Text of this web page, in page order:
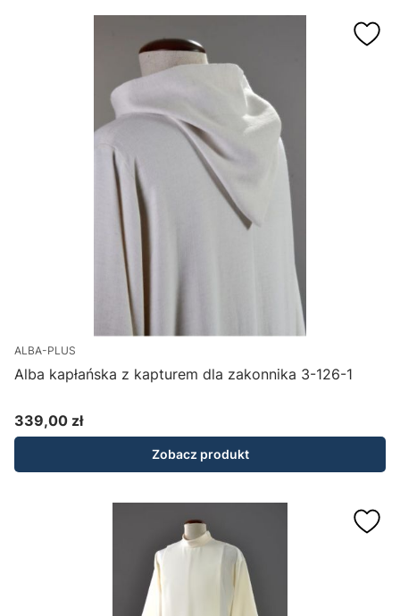
ALBA-PLUS
Alba kapłańska z kapturem dla zakonnika 3-126-1
Cena
339,00 zł
Zobacz produkt